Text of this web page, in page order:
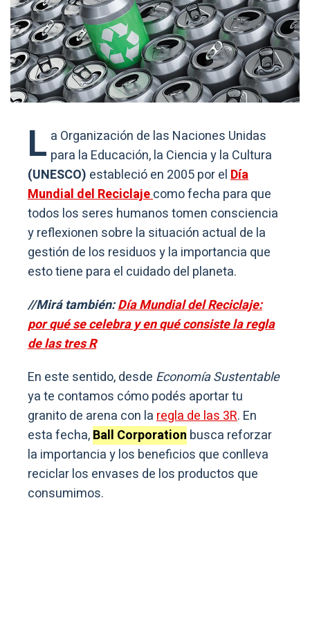
L a Organización de las Naciones Unidas
para la Educación, la Ciencia y la Cultura
(UNESCO) estableció en 2005 por elDía
Mundial del Reciclajecomo fecha para que
todos los seres humanos tomen consciencia
y reflexionen sobre la situación actual de la
gestión de los residuos y la importancia que
esto tiene para el cuidado del planeta.
//Mirá también:Día Mundial del Reciclaje:
por qué se celebra y en qué consiste la regla
de las tres R
En este sentido, desde Economía Sustentable
ya te contamos cómo podés aportar tu
granito de arena con laregla de las 3R. En
esta fecha,Ball Corporation busca reforzar
la importancia y los beneficios que conlleva
reciclar los envases de los productos que
consumimos.